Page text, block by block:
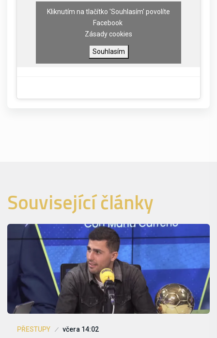
Kliknutím na tlačítko 'Souhlasím' povolíte
Facebook
Zásady cookies
Souhlasím
Související články
PŘESTUPY včera 14:02